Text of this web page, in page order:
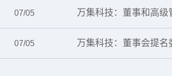
07/05
07/05 万集科技：董事会提名